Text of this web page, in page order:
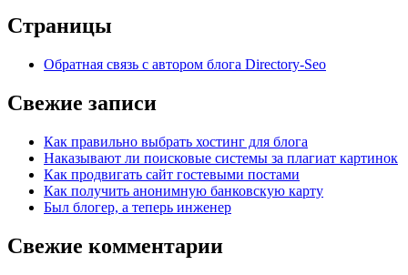
Страницы
Обратная связь с автором блога Directory-Seo
Свежие записи
Как правильно выбрать хостинг для блога
Наказывают ли поисковые системы за плагиат картинок
Как продвигать сайт гостевыми постами
Как получить анонимную банковскую карту
Был блогер, а теперь инженер
Свежие комментарии